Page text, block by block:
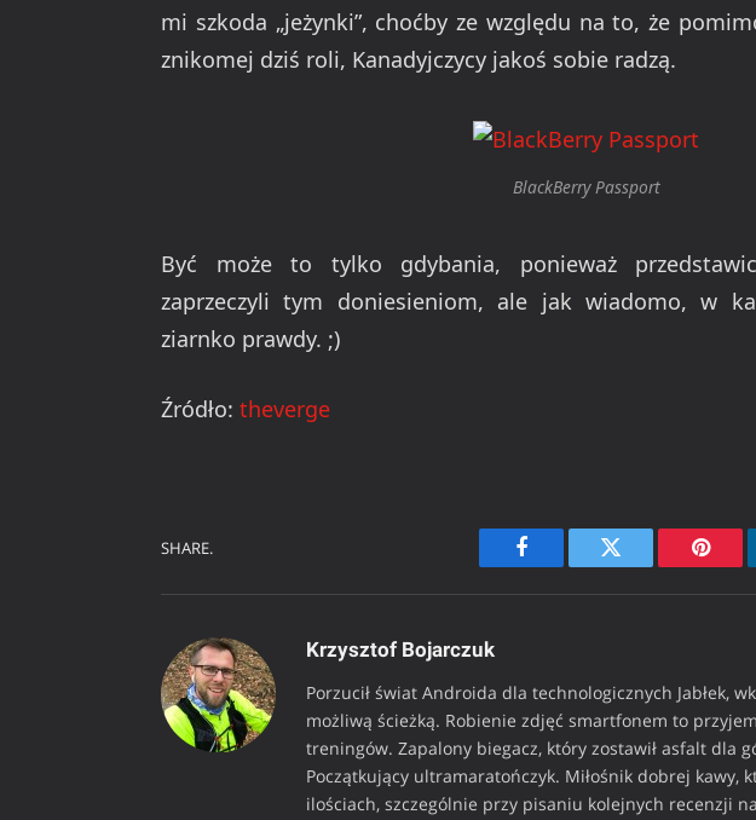
mi szkoda „jeżynki”, choćby ze względu na to, że
znikomej dziś roli, Kanadyjczycy jakoś sobie radzą.
BlackBerry Passport
Być może to tylko gdybania, ponieważ
zaprzeczyli tym doniesieniom, ale jak wiadomo, w
ziarnko prawdy. ;)
Źródło: theverge
SHARE.
Facebook Twitter
Krzysztof Bojarczuk
Porzucił świat Androida dla technologicznych Jabłek,
możliwą ścieżką. Robienie zdjęć smartfonem to
treningów. Zapalony biegacz, który zostawił asfalt dla
Początkujący ultramaratończyk. Miłośnik dobrej kawy,
ilościach, szczególnie przy pisaniu kolejnych recenzji